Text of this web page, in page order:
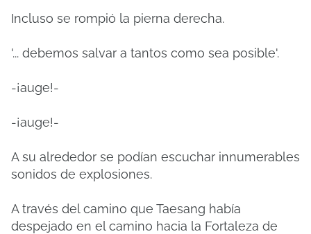
Incluso se rompió la pierna derecha.
'... debemos salvar a tantos como sea posible'.
-¡auge!-
-¡auge!-
A su alrededor se podían escuchar innumerables
sonidos de explosiones.
A través del camino que Taesang había
despejado en el camino hacia la Fortaleza de